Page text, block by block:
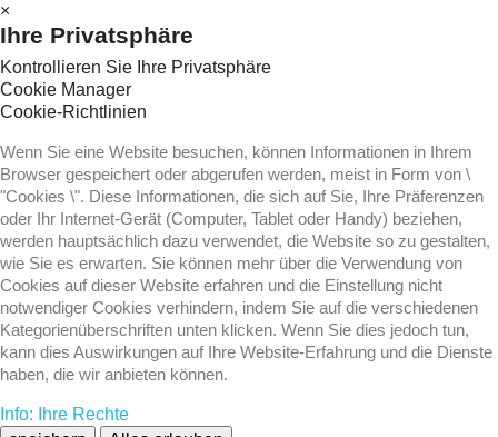
×
Ihre Privatsphäre
Kontrollieren Sie Ihre Privatsphäre
Cookie Manager
Cookie-Richtlinien
Wenn Sie eine Website besuchen, können Informationen in Ihrem
Browser gespeichert oder abgerufen werden, meist in Form von \
"Cookies \". Diese Informationen, die sich auf Sie, Ihre Präferenzen
oder Ihr Internet-Gerät (Computer, Tablet oder Handy) beziehen,
werden hauptsächlich dazu verwendet, die Website so zu gestalten,
wie Sie es erwarten. Sie können mehr über die Verwendung von
Cookies auf dieser Website erfahren und die Einstellung nicht
notwendiger Cookies verhindern, indem Sie auf die verschiedenen
Kategorienüberschriften unten klicken. Wenn Sie dies jedoch tun,
kann dies Auswirkungen auf Ihre Website-Erfahrung und die Dienste
haben, die wir anbieten können.
Info: Ihre Rechte